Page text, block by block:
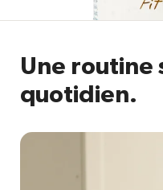
Une routine
quotidien.